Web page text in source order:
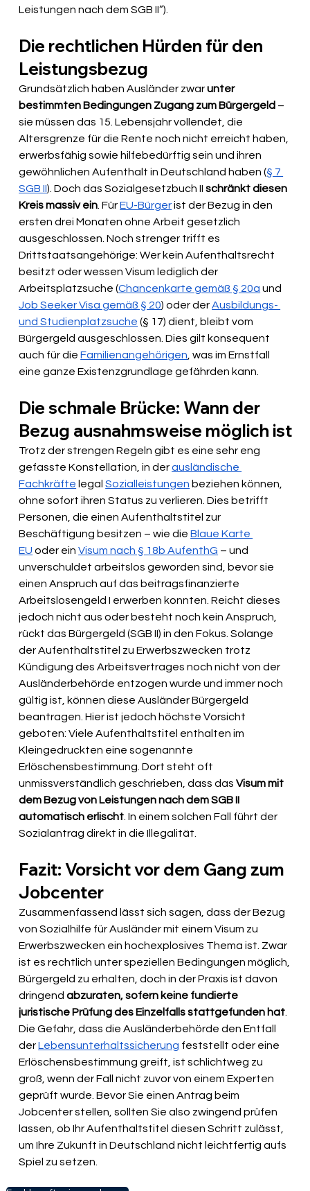
Leistungen nach dem SGB II”).
Die rechtlichen Hürden für den
Leistungsbezug
Grundsätzlich haben Ausländer zwar unter
bestimmten Bedingungen Zugang zum Bürgergeld –
sie müssen das 15. Lebensjahr vollendet, die
Altersgrenze für die Rente noch nicht erreicht haben,
erwerbsfähig sowie hilfebedürftig sein und ihren
gewöhnlichen Aufenthalt in Deutschland haben (§ 7
SGB II). Doch das Sozialgesetzbuch II schränkt diesen
Kreis massiv ein . Für EU-Bürger ist der Bezug in den
ersten drei Monaten ohne Arbeit gesetzlich
ausgeschlossen. Noch strenger trifft es
Drittstaatsangehörige: Wer kein Aufenthaltsrecht
besitzt oder wessen Visum lediglich der
Arbeitsplatzsuche (Chancenkarte gemäß § 20a und
Job Seeker Visa gemäß § 20) oder der Ausbildungs-
und Studienplatzsuche (§ 17) dient, bleibt vom
Bürgergeld ausgeschlossen. Dies gilt konsequent
auch für die Familienangehörigen , was im Ernstfall
eine ganze Existenzgrundlage gefährden kann.
Die schmale Brücke: Wann der
Bezug ausnahmsweise möglich ist
Trotz der strengen Regeln gibt es eine sehr eng
gefasste Konstellation, in der ausländische
Fachkräfte legal Sozialleistungen beziehen können,
ohne sofort ihren Status zu verlieren. Dies betrifft
Personen, die einen Aufenthaltstitel zur
Beschäftigung besitzen – wie die Blaue Karte
EU oder ein Visum nach § 18b AufenthG – und
unverschuldet arbeitslos geworden sind, bevor sie
einen Anspruch auf das beitragsfinanzierte
Arbeitslosengeld I erwerben konnten. Reicht dieses
jedoch nicht aus oder besteht noch kein Anspruch,
rückt das Bürgergeld (SGB II) in den Fokus. Solange
der Aufenthaltstitel zu Erwerbszwecken trotz
Kündigung des Arbeitsvertrages noch nicht von der
Ausländerbehörde entzogen wurde und immer noch
gültig ist, können diese Ausländer Bürgergeld
beantragen. Hier ist jedoch höchste Vorsicht
geboten: Viele Aufenthaltstitel enthalten im
Kleingedruckten eine sogenannte
Erlöschensbestimmung. Dort steht oft
unmissverständlich geschrieben, dass das Visum mit
dem Bezug von Leistungen nach dem SGB II
automatisch erlischt . In einem solchen Fall führt der
Sozialantrag direkt in die Illegalität.
Fazit: Vorsicht vor dem Gang zum
Jobcenter
Zusammenfassend lässt sich sagen, dass der Bezug
von Sozialhilfe für Ausländer mit einem Visum zu
Erwerbszwecken ein hochexplosives Thema ist. Zwar
ist es rechtlich unter speziellen Bedingungen möglich,
Bürgergeld zu erhalten, doch in der Praxis ist davon
dringend abzuraten, sofern keine fundierte
juristische Prüfung des Einzelfalls stattgefunden hat
Die Gefahr, dass die Ausländerbehörde den Entfall
der Lebensunterhaltssicherung feststellt oder eine
Erlöschensbestimmung greift, ist schlichtweg zu
groß, wenn der Fall nicht zuvor von einem Experten
geprüft wurde. Bevor Sie einen Antrag beim
Jobcenter stellen, sollten Sie also zwingend prüfen
lassen, ob Ihr Aufenthaltstitel diesen Schritt zulässt,
um Ihre Zukunft in Deutschland nicht leichtfertig aufs
Spiel zu setzen.